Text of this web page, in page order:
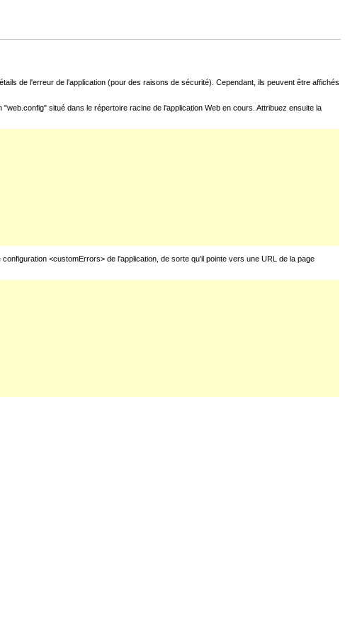
de l'erreur de l'application (pour des raisons de sécurité). Cependant, ils peuvent être affichés
situé dans le répertoire racine de l'application Web en cours. Attribuez ensuite la
<customErrors> de l'application, de sorte qu'il pointe vers une URL de la page